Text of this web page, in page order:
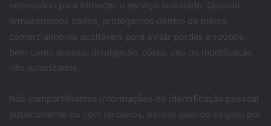
necessário para fornecer o serviço solicitado. Quando
armazenamos dados, protegemos dentro de meios
comercialmente aceitáveis ​​para evitar perdas e roubos,
bem como acesso, divulgação, cópia, uso ou modificação
não autorizados.
Não compartilhamos informações de identificação pessoal
publicamente ou com terceiros, exceto quando exigido por